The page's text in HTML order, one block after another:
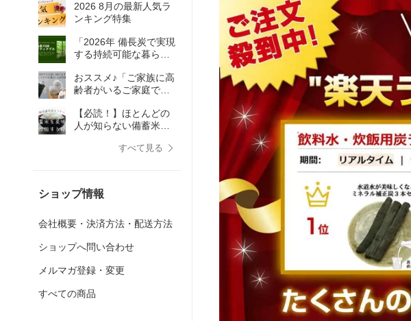
2026 8月の最新人気ラ
ンキング特集
「2026年 備長炭で実現
する持続可能な暮らし
おススメ♪「ご家族に高
齢者がいるご家庭での
の理由」
【必読！】ほとんどの
人が知らない備蓄米を
備長炭の秘密すべて見る
ショップ情報
会社概要・決済方法・配送方法
ショップへ問い合わせ
メルマガ登録・変更
すべての商品